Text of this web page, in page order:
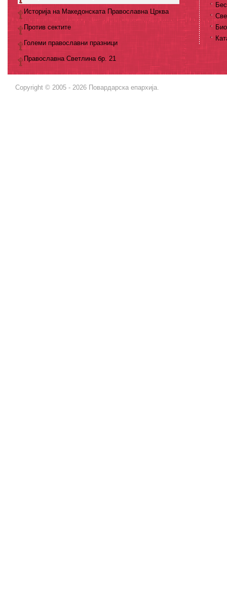
Историја на Македонската Православна Црква
Против сектите
Големи православни празници
Православна Светлина бр. 21
Copyright © 2005 - 2026 Повардарска епархија.